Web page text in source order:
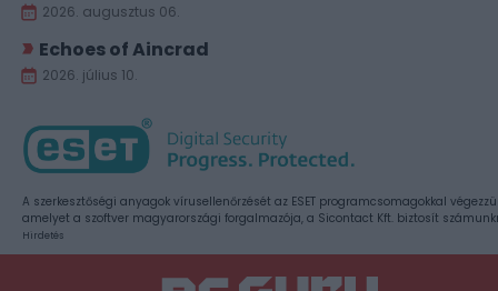
2026. augusztus 06.
Echoes of Aincrad
2026. július 10.
A szerkesztőségi anyagok vírusellenőrzését az ESET programcsomagokkal
amelyet a szoftver magyarországi forgalmazója, a Sicontact Kft. biztosít
Hirdetés